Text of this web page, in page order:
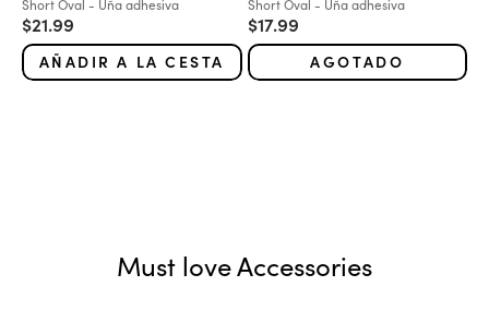
Short Oval - Uña adhesiva
Precio de oferta
$21.99
AÑADIR A LA CESTA
Short Oval - Uña adhesiva
Precio de oferta
$17.99
AGOTADO
Must love Accessories